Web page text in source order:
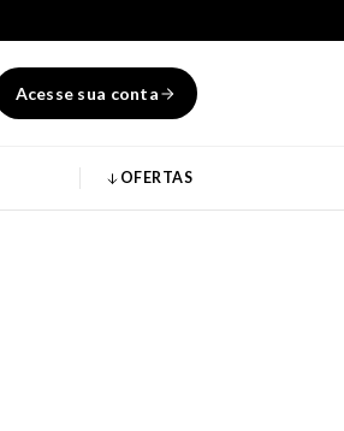
Acesse sua conta
OFERTAS